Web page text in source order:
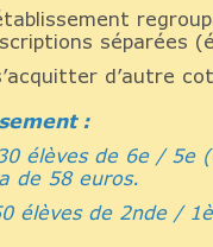
séparées
d’autre
:
élèves de 6e /
de 58 euros.
élèves de 2nde /